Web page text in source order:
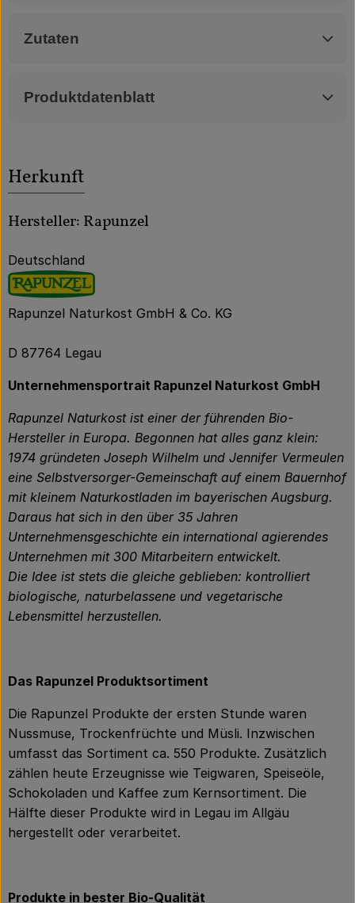
Zutaten
Produktdatenblatt
Herkunft
Hersteller: Rapunzel
Deutschland
Rapunzel Naturkost GmbH & Co. KG
D 87764 Legau
Unternehmensportrait Rapunzel Naturkost GmbH
Rapunzel Naturkost ist einer der führenden Bio-
Hersteller in Europa. Begonnen hat alles ganz klein:
1974 gründeten Joseph Wilhelm und Jennifer Vermeulen
eine Selbstversorger-Gemeinschaft auf einem Bauernhof
mit kleinem Naturkostladen im bayerischen Augsburg.
Daraus hat sich in den über 35 Jahren
Unternehmensgeschichte ein international agierendes
Unternehmen mit 300 Mitarbeitern entwickelt.
Die Idee ist stets die gleiche geblieben: kontrolliert
biologische, naturbelassene und vegetarische
Lebensmittel herzustellen.
Das Rapunzel Produktsortiment
Die Rapunzel Produkte der ersten Stunde waren
Nussmuse, Trockenfrüchte und Müsli. Inzwischen
umfasst das Sortiment ca. 550 Produkte. Zusätzlich
zählen heute Erzeugnisse wie Teigwaren, Speiseöle,
Schokoladen und Kaffee zum Kernsortiment. Die
Hälfte dieser Produkte wird in Legau im Allgäu
hergestellt oder verarbeitet.
Produkte in bester Bio-Qualität